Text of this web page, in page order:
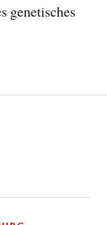
genetisches